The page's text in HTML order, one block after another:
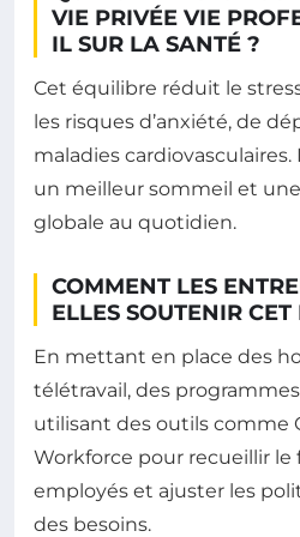
VIE PRIVÉE VIE
IL SUR LA SANTÉ ?
Cet équilibre réduit le
les risques d’anxiété, de
maladies
un meilleur sommeil et
globale au quotidien.
COMMENT LES
ELLES SOUTENIR
En mettant en place des
télétravail, des
utilisant des outils comme
Workforce pour recueillir le
employés et ajuster les
des besoins.